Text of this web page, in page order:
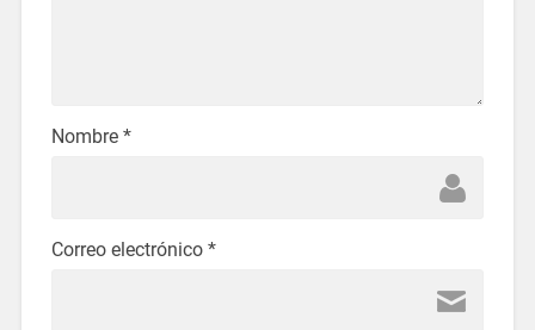
Nombre *
Correo electrónico *